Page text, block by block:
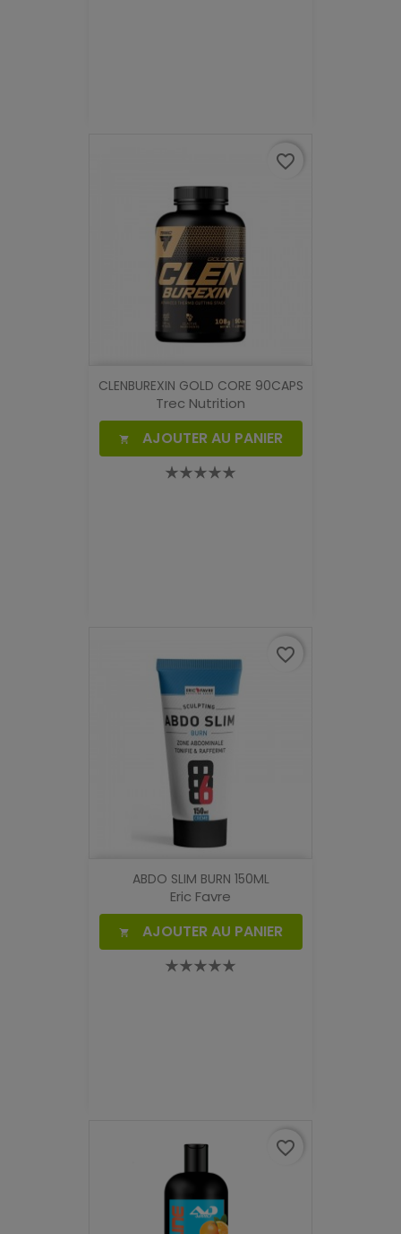
CLENBUREXIN GOLD CORE 90CAPS
Trec Nutrition
 AJOUTER AU PANIER
favorite_border
ABDO SLIM BURN 150ML
Eric Favre
 AJOUTER AU PANIER
favorite_border
favorite_border